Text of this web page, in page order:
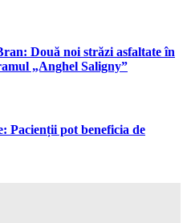
Două noi străzi asfaltate în
„Anghel Saligny”
Pacienții pot beneficia de